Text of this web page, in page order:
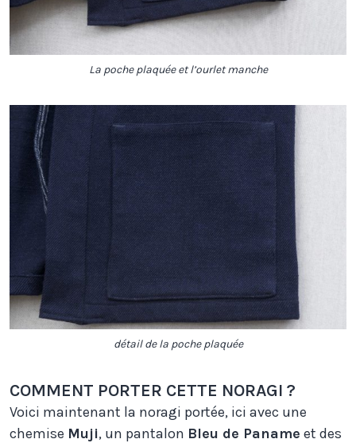
La poche plaquée et l’ourlet manche
détail de la poche plaquée
COMMENT PORTER CETTE NORAGI ?
Voici maintenant la noragi portée, ici avec une
chemise Muji, un pantalon Bleu de Paname et des